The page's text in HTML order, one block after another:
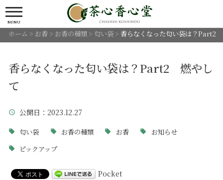
MENU
ホーム > お香> お香の種類> 匂い袋> 香らなくなった匂い袋は？Part2
香らなくなった匂い袋は？Part2 燃やし
て
公開日 ：2023.12.27
匂い袋 お香の種類 お香
お知らせ
ピックアップ
Pocket